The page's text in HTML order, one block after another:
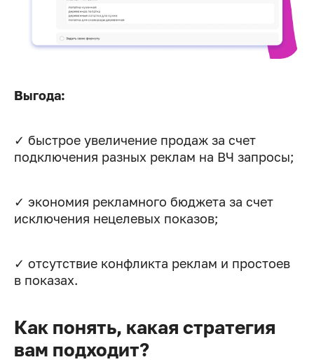
Выгода:
✓ быстрое увеличение продаж за счет
подключения разных реклам на ВЧ запросы;
✓ экономия рекламного бюджета за счет
исключения нецелевых показов;
✓ отсутствие конфликта реклам и простоев
в показах.
Как понять, какая стратегия
вам подходит?